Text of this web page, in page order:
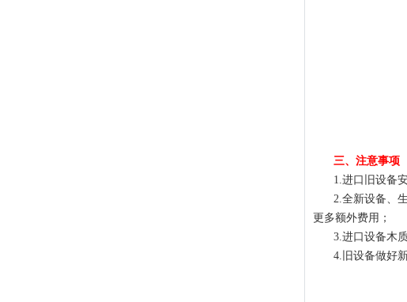
三、注意事项
1.进口旧设备
2.全新设备、
更多额外费用；
3.进口设备木
4.旧设备做好